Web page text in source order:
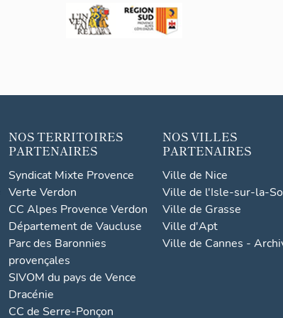
NOS TERRITOIRES
PARTENAIRES
Syndicat Mixte Provence
Verte Verdon
CC Alpes Provence Verdon
Département de Vaucluse
Parc des Baronnies
provençales
SIVOM du pays de Vence
Dracénie
CC de Serre-Ponçon
NOS VILLES
PARTENAIRES
Ville de Nice
Ville de l'Isle-sur-la-
Ville de Grasse
Ville d'Apt
Ville de Cannes -